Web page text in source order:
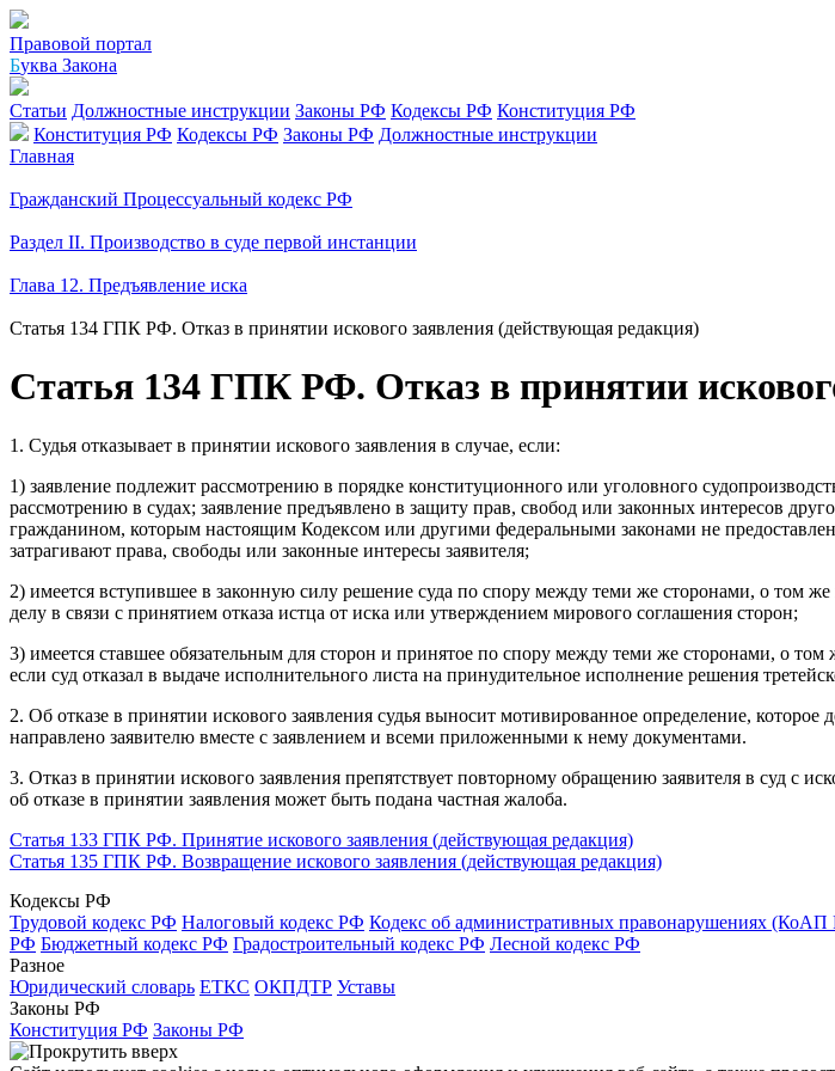
Правовой портал
Буква Закона
Статьи Должностные инструкции Законы РФ Кодексы РФ Конституция РФ
Конституция РФ Кодексы РФ Законы РФ Должностные инструкции
Главная
Гражданский Процессуальный кодекс РФ
Раздел II. Производство в суде первой инстанции
Глава 12. Предъявление иска
Статья 134 ГПК РФ. Отказ в принятии искового заявления (действующая редакция)
Статья 134 ГПК РФ. Отказ в принятии
1. Судья отказывает в принятии искового заявления в случае, если:
1) заявление подлежит рассмотрению в порядке конституционного или уголовного
рассмотрению в судах; заявление предъявлено в защиту прав, свобод или законных интересов
гражданином, которым настоящим Кодексом или другими федеральными законами не
затрагивают права, свободы или законные интересы заявителя;
2) имеется вступившее в законную силу решение суда по спору между теми же сторонами, о том
делу в связи с принятием отказа истца от иска или утверждением мирового соглашения сторон;
3) имеется ставшее обязательным для сторон и принятое по спору между теми же сторонами, о
если суд отказал в выдаче исполнительного листа на принудительное исполнение решения
2. Об отказе в принятии искового заявления судья выносит мотивированное определение,
направлено заявителю вместе с заявлением и всеми приложенными к нему документами.
3. Отказ в принятии искового заявления препятствует повторному обращению заявителя в суд с
об отказе в принятии заявления может быть подана частная жалоба.
Статья 133 ГПК РФ. Принятие искового заявления (действующая редакция)
Статья 135 ГПК РФ. Возвращение искового заявления (действующая редакция)
Кодексы РФ
Трудовой кодекс РФ Налоговый кодекс РФ Кодекс об административных правонарушениях
РФ Бюджетный кодекс РФ Градостроительный кодекс РФ Лесной кодекс РФ
Разное
Юридический словарь ЕТКС ОКПДТР Уставы
Законы РФ
Конституция РФ Законы РФ